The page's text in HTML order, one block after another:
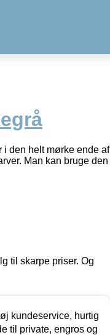
i den helt mørke ende af
Man kan bruge den
til skarpe priser. Og
kundeservice, hurtig
til private, engros og